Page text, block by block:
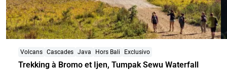
Trekking à Bromo et Ijen, Tumpak Sewu Waterfall
Volcans Cascades Java Hors Bali Exclusivo